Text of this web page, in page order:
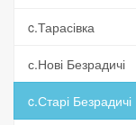
c.Тарасівка
с.Нові Безрадичі
c.Старі Безрадичі